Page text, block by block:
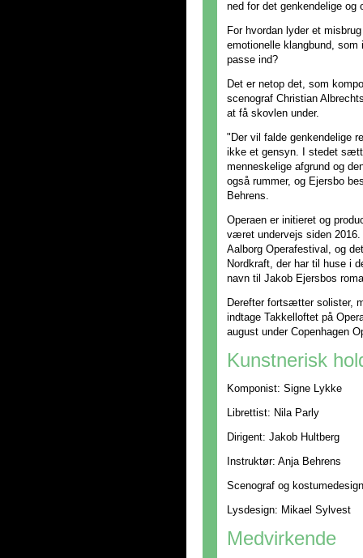
ned for det genkendelige og
For hvordan lyder et
emotionelle klangbund,
passe ind?
Det er netop det, som
scenograf Christian
at få skovlen under.
"Der vil falde genkendelige
ikke et gensyn. I stedet
menneskelige afgrund og
også rummer, og Ejersbo
Behrens.
Operaen er initieret og
været undervejs siden 2016.
Aalborg Operafestival, og
Nordkraft, der har til huse i
navn til Jakob Ejersbos
Derefter fortsætter solister,
indtage Takkelloftet på
august under Copenhagen
Kunstnerisk
Komponist: Signe Lykke
Librettist: Nila Parly
Dirigent: Jakob Hultberg
Instruktør: Anja Behrens
Scenograf og
Lysdesign: Mikael Sylvest
Medvirkende